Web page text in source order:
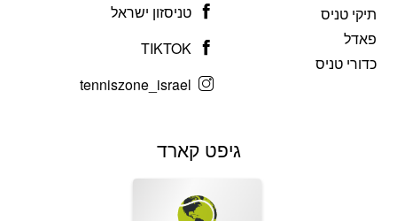
תיקי טניס
פאדל
כדורי טניס
טניסזון ישראל
TIKTOK
tenniszone_israel
גיפט קארד